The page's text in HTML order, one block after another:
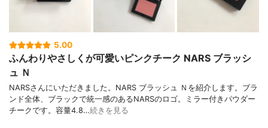
5.00
ふんわりやさしくが可愛いピンクチーク NARS ブラッシ
ュ Ｎ
NARSさんにいただきました。NARS ブラッシュ Ｎを紹介します。ブラ
ンド全体、ブラックで統一感のあるNARSのロゴ。ミラー付きパウダー
チークです。容量4.8…続きを見る